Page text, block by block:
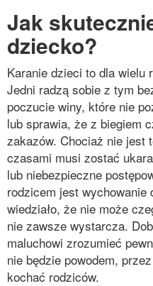
Jak
dziecko?
Karanie dzieci to dla wielu
Jedni radzą sobie z tym
poczucie winy, które nie
lub sprawia, że z biegiem
zakazów. Chociaż nie jest
czasami musi zostać
lub niebezpieczne
rodzicem jest
wiedziało, że nie może
nie zawsze wystarcza.
maluchowi zrozumieć
nie będzie powodem,
kochać rodziców.